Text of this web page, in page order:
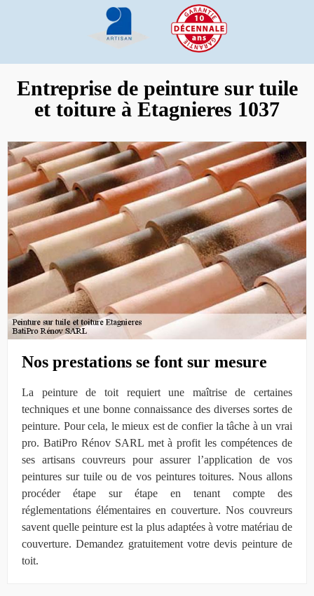
Entreprise de peinture sur tuile
et toiture à Etagnieres 1037
Nos prestations se font sur mesure
La peinture de toit requiert une maîtrise de certaines
techniques et une bonne connaissance des diverses sortes de
peinture. Pour cela, le mieux est de confier la tâche à un vrai
pro. BatiPro Rénov SARL met à profit les compétences de
ses artisans couvreurs pour assurer l’application de vos
peintures sur tuile ou de vos peintures toitures. Nous allons
procéder étape sur étape en tenant compte des
réglementations élémentaires en couverture. Nos couvreurs
savent quelle peinture est la plus adaptées à votre matériau de
couverture. Demandez gratuitement votre devis peinture de
toit.